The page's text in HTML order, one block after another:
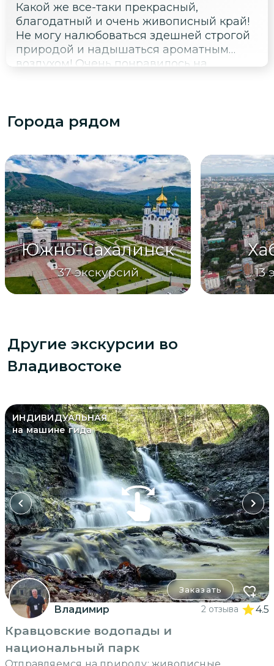
Какой же все-таки прекрасный,
благодатный и очень живописный край!
Не могу налюбоваться здешней строгой
природой и надышаться ароматным
воздухом! Очень понравилось на
Города рядом
Южно-Сахалинск
37 экскурсий 13
Другие экскурсии во
Владивостоке
ИНДИВИДУАЛЬНАЯ
на машине гида
Заказать
Владимир 2 отзыва 4.5
Кравцовские водопады и
национальный парк